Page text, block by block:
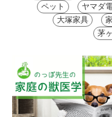
ペット
ヤマダ
大塚家具
茅